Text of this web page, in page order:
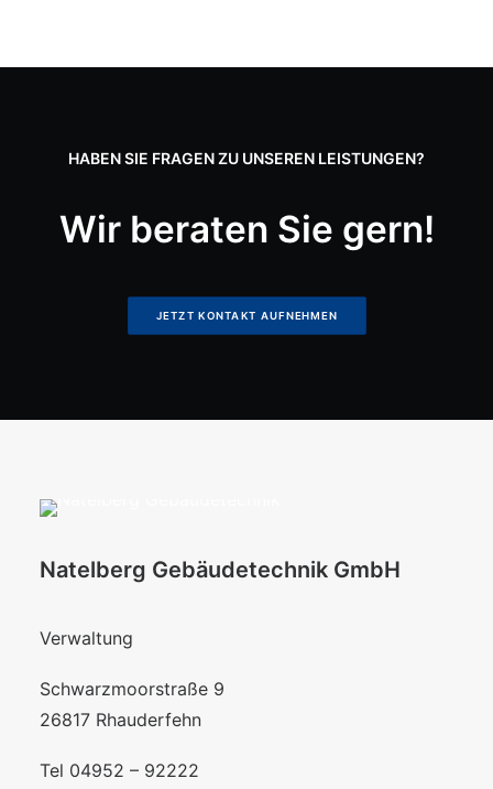
HABEN SIE FRAGEN ZU UNSEREN LEISTUNGEN?
Wir beraten Sie gern!
JETZT KONTAKT AUFNEHMEN
Natelberg Gebäudetechnik GmbH
Verwaltung
Schwarzmoorstraße 9
26817 Rhauderfehn
Tel 04952 – 92222